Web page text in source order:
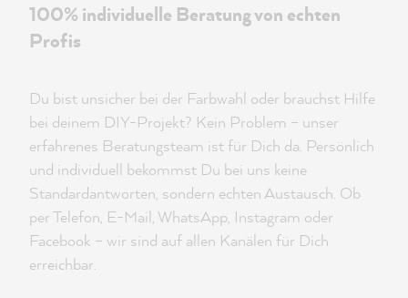
100% individuelle Beratung von echten
Profis
Du bist unsicher bei der Farbwahl oder brauchst Hilfe
bei deinem DIY-Projekt? Kein Problem – unser
erfahrenes Beratungsteam ist für Dich da. Persönlich
und individuell bekommst Du bei uns keine
Standardantworten, sondern echten Austausch. Ob
per Telefon, E-Mail, WhatsApp, Instagram oder
Facebook – wir sind auf allen Kanälen für Dich
erreichbar.